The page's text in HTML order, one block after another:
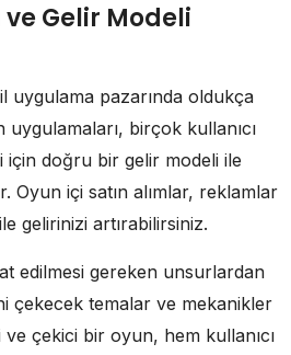
ve Gelir Modeli
uygulama pazarında oldukça
uygulamaları, birçok kullanıcı
için doğru bir gelir modeli ile
Oyun içi satın alımlar, reklamlar
gelirinizi artırabilirsiniz.
edilmesi gereken unsurlardan
çekecek temalar ve mekanikler
çekici bir oyun, hem kullanıcı